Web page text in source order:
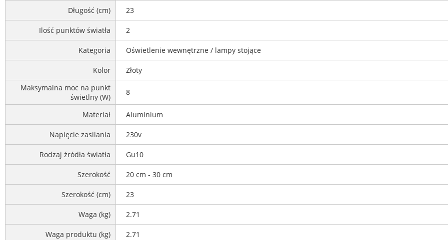
Długość (cm) 23
Ilość punktów światła 2
Kategoria Oświetlenie wewnętrzne / lampy stojące
Kolor
Złoty
Maksymalna moc na punkt
świetlny (W)
8
Materiał Aluminium
Napięcie zasilania 230v
Rodzaj źródła światła Gu10
Szerokość 20 cm - 30 cm
Szerokość (cm) 23
Waga (kg) 2.71
Waga produktu (kg)
2.71